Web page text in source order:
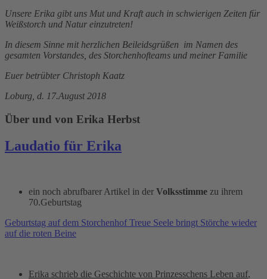
Unsere Erika gibt uns Mut und Kraft auch in schwierigen Zeiten für
Weißstorch und Natur einzutreten!
In diesem Sinne mit herzlichen Beileidsgrüßen im Namen des
gesamten Vorstandes, des Storchenhofteams und meiner Familie
Euer betrübter Christoph Kaatz
Loburg, d. 17.August 2018
Über und von Erika Herbst
Laudatio für Erika
ein noch abrufbarer Artikel in der Volksstimme zu ihrem
70.Geburtstag
Geburtstag auf dem Storchenhof Treue Seele bringt Störche wieder
auf die roten Beine
Erika schrieb die Geschichte von Prinzesschens Leben auf,